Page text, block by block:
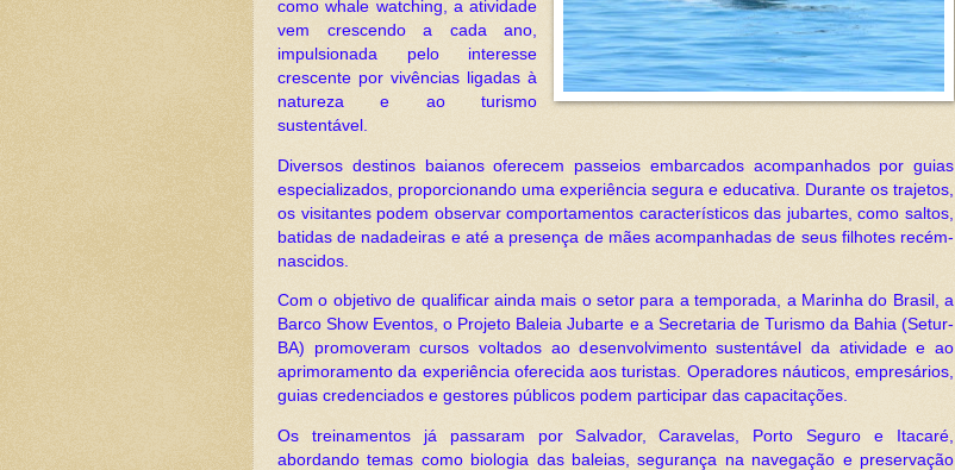
como whale watching, a atividade
vem crescendo a cada ano,
impulsionada pelo interesse
crescente por vivências ligadas à
natureza e ao turismo
sustentável.
Diversos destinos baianos oferecem passeios embarcados acompanhados por guias
especializados, proporcionando uma experiência segura e educativa. Durante os trajetos,
os visitantes podem observar comportamentos característicos das jubartes, como saltos,
batidas de nadadeiras e até a presença de mães acompanhadas de seus filhotes recém-
nascidos.
Com o objetivo de qualificar ainda mais o setor para a temporada, a Marinha do Brasil, a
Barco Show Eventos, o Projeto Baleia Jubarte e a Secretaria de Turismo da Bahia (Setur-
BA) promoveram cursos voltados ao desenvolvimento sustentável da atividade e ao
aprimoramento da experiência oferecida aos turistas. Operadores náuticos, empresários,
guias credenciados e gestores públicos podem participar das capacitações.
Os treinamentos já passaram por Salvador, Caravelas, Porto Seguro e Itacaré,
abordando temas como biologia das baleias, segurança na navegação e preservação